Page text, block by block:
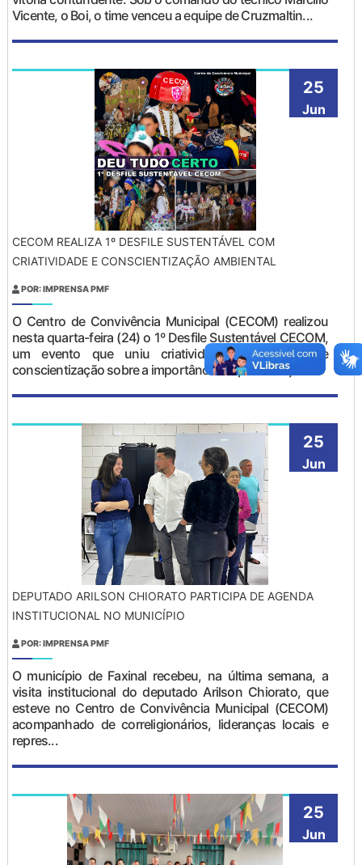
Vicente, o Boi, o time venceu a equipe de Cruzmaltin...
25
Jun
CECOM REALIZA 1º DESFILE SUSTENTÁVEL COM
CRIATIVIDADE E CONSCIENTIZAÇÃO AMBIENTAL
POR: IMPRENSA PMF
O Centro de Convivência Municipal (CECOM) realizou
nesta quarta-feira (24) o 1º Desfile Sustentável CECOM,
um evento que uniu criatividade, aprendizado e
conscientização sobre a importância da preservaç&at...
25
Jun
DEPUTADO ARILSON CHIORATO PARTICIPA DE AGENDA
INSTITUCIONAL NO MUNICÍPIO
POR: IMPRENSA PMF
O município de Faxinal recebeu, na última semana, a
visita institucional do deputado Arilson Chiorato, que
esteve no Centro de Convivência Municipal (CECOM)
acompanhado de correligionários, lideranças locais e
repres...
25
Jun